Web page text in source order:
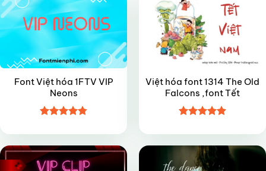
Font Việt hóa 1FTV VIP
Neons
hạng4.85
sao
Việt hóa font 1314 The Old
Falcons ,font Tết
hạng4.95
sao